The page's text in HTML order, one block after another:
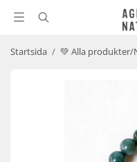
Startsida / 💚 Alla produkter/